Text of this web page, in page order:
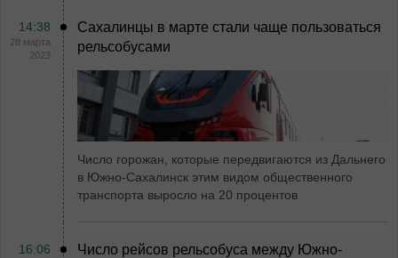
14:38
28 марта
2023
Сахалинцы в марте стали чаще пользоваться
рельсобусами
Число горожан, которые передвигаются из Дальнего
в Южно-Сахалинск этим видом общественного
транспорта выросло на 20 процентов
16:06
Число рейсов рельсобуса между Южно-